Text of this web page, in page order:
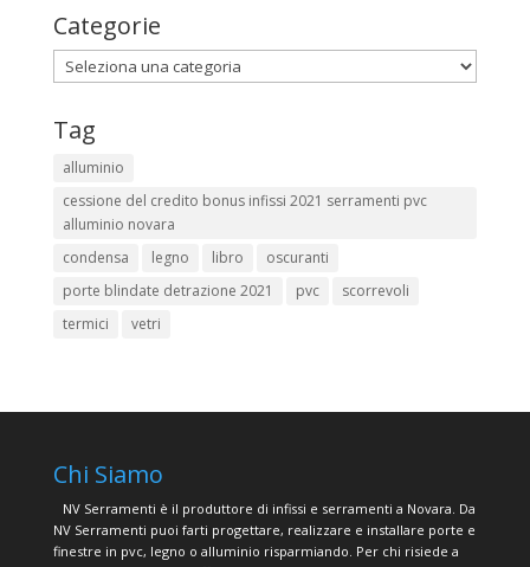
Categorie
Categorie
Tag
alluminio
cessione del credito bonus infissi 2021 serramenti pvc
alluminio novara
condensa
legno libro
oscuranti
porte blindate detrazione 2021
pvc
scorrevoli
termici
vetri
Chi Siamo
NV Serramenti è il produttore di infissi e serramenti a Novara. Da
NV Serramenti puoi farti progettare, realizzare e installare porte e
finestre in pvc, legno o alluminio risparmiando. Per chi risiede a